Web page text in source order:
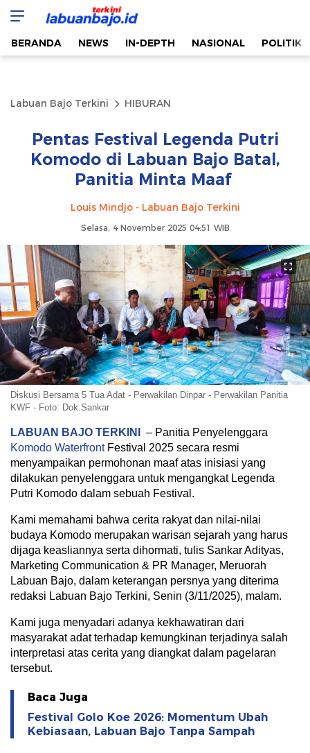
Labuan Bajo Terkini
Aktual & Berimbang
BERANDA NEWS IN-DEPTH NASIONAL POLITIK
Labuan Bajo Terkini HIBURAN
Pentas Festival Legenda Putri
Komodo di Labuan Bajo Batal,
Panitia Minta Maaf
Louis Mindjo - Labuan Bajo Terkini
Selasa, 4 November 2025 04:51 WIB
Diskusi Bersama 5 Tua Adat - Perwakilan Dinpar - Perwakilan Panitia
KWF - Foto: Dok.Sankar
LABUAN BAJO TERKINI
– Panitia Penyelenggara
Komodo WaterfrontFestival 2025 secara resmi
menyampaikan permohonan maaf atas inisiasi yang
dilakukan penyelenggara untuk mengangkat Legenda
Putri Komodo dalam sebuah Festival.
Kami memahami bahwa cerita rakyat dan nilai-nilai
budaya Komodo merupakan warisan sejarah yang harus
dijaga keasliannya serta dihormati, tulis Sankar Adityas,
Marketing Communication & PR Manager, Meruorah
Labuan Bajo, dalam keterangan persnya yang diterima
redaksi Labuan Bajo Terkini, Senin (3/11/2025), malam.
Kami juga menyadari adanya kekhawatiran dari
masyarakat adat terhadap kemungkinan terjadinya salah
interpretasi atas cerita yang diangkat dalam pagelaran
tersebut.
Baca Juga
Festival Golo Koe 2026: Momentum Ubah
Kebiasaan, Labuan Bajo Tanpa Sampah